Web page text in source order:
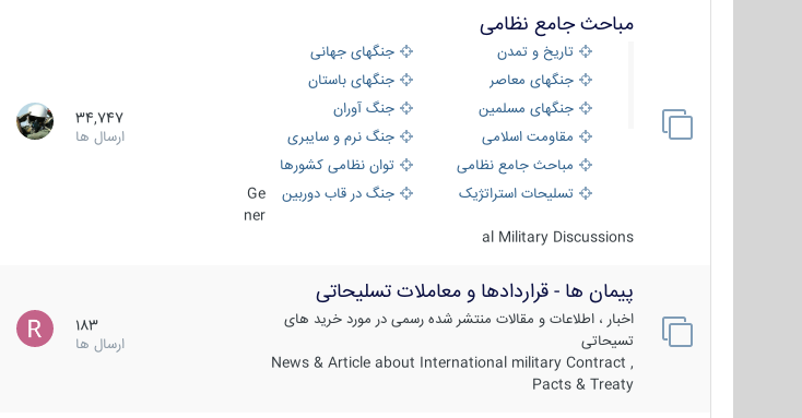
مباحث جامع نظامی
تاریخ و تمدن
جنگهای جهانی
جنگهای معاصر
جنگهای باستان
جنگهای مسلمین
جنگ آوران
مقاومت اسلامی
جنگ نرم و سایبری
مباحث جامع نظامی
توان نظامی کشورها
تسلیحات استراتژیک
جنگ در قاب دوربین
Ge
ner
al Military Discussions
34,747
ارسال ها
پیمان ها - قراردادها و معاملات تسلیحاتی
اخبار ، اطلاعات و مقالات منتشر شده رسمی در مورد خرید های
تسیحاتی
News & Article about International military Contract ,
Pacts & Treaty
183
ارسال ها